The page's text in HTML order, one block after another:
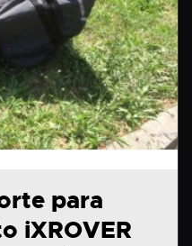
para
iXROVER